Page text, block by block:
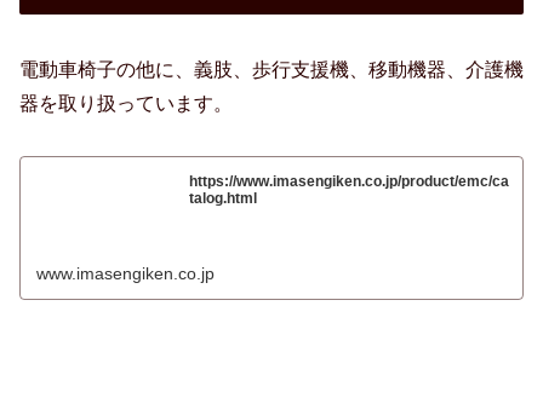
電動車椅子の他に、義肢、歩行支援機、移動機器、介護機
器を取り扱っています。
https://www.imasengiken.co.jp/product/emc/ca
talog.html
www.imasengiken.co.jp